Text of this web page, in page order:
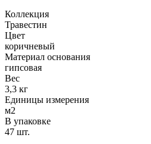
Коллекция
Травестин
Цвет
коричневый
Материал основания
гипсовая
Вес
3,3 кг
Единицы измерения
м2
В упаковке
47 шт.